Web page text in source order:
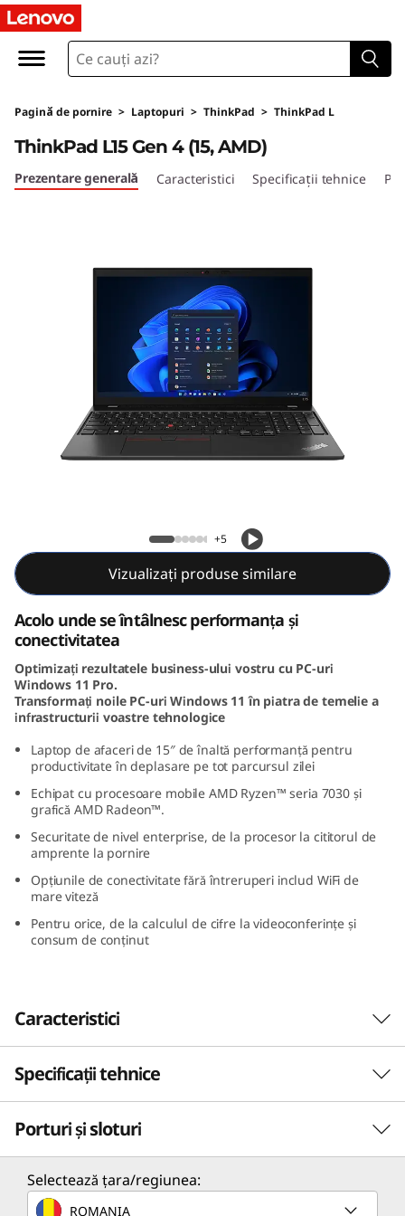
T
h
n
k
4
1
5
A
M
D
Pagină de pornire > Laptopuri > ThinkPad > ThinkPad L
ThinkPad L15 Gen 4 (15, AMD)
ThinkPad L15 Gen 4 (15, AMD)
Prezentare generală Caracteristici Specificații tehnice
+5
Vizualizați produse similare
Acolo unde se întâlnesc performanța și
conectivitatea
Optimizați rezultatele business-ului vostru cu PC-uri
Windows 11 Pro.
Transformați noile PC-uri Windows 11 în piatra de temelie a
infrastructurii voastre tehnologice
Laptop de afaceri de 15″ de înaltă performanță pentru
productivitate în deplasare pe tot parcursul zilei
Echipat cu procesoare mobile AMD Ryzen™ seria 7030 și
grafică AMD Radeon™.
Securitate de nivel enterprise, de la procesor la cititorul de
amprente la pornire
Opțiunile de conectivitate fără întreruperi includ WiFi de
mare viteză
Pentru orice, de la calculul de cifre la videoconferințe și
consum de conținut
Caracteristici
Tot ce ai nevoie pentru a face mai mult,
oriunde
Proiectat pentru calcul de înaltă performanță,
îți oferă putere reală, oriunde. Cu procesoarele
mobile AMD Ryzen™ 7030 PRO Series Mobile și
Specificații tehnice
PERFORMANȚĂ
Procesor
Până la procesoarele mobile AMD Ryzen™ PRO seria
Porturi și sloturi
Selectează țara/regiunea:
ROMANIA